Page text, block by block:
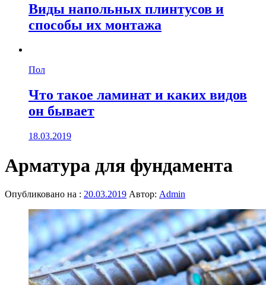
Виды напольных плинтусов и
способы их монтажа
Пол
Что такое ламинат и каких видов
он бывает
18.03.2019
Арматура для фундамента
Опубликовано на : 20.03.2019 Автор: Admin